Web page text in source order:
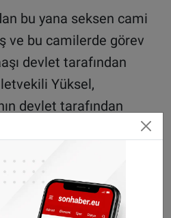
bu yana seksen cami
ve bu camilerde görev
devlet tarafından
Yüksel,
devlet tarafından
ve Din özgürlüğüne
350 cami
dini ve sosyal açıdan